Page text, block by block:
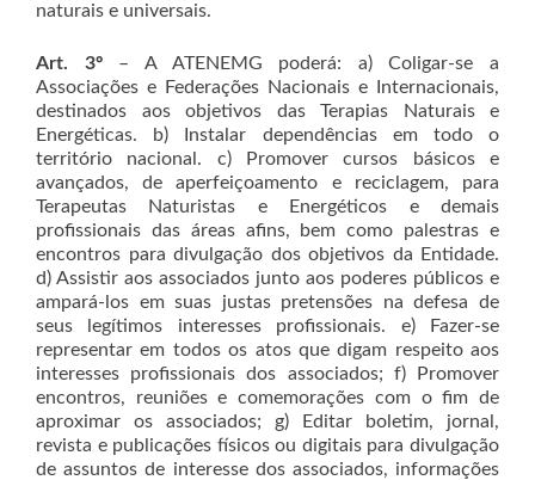
naturais e universais.
Art. 3º– A ATENEMG poderá: a) Coligar-se a
Associações e Federações Nacionais e Internacionais,
destinados aos objetivos das Terapias Naturais e
Energéticas. b) Instalar dependências em todo o
território nacional. c) Promover cursos básicos e
avançados, de aperfeiçoamento e reciclagem, para
Terapeutas Naturistas e Energéticos e demais
profissionais das áreas afins, bem como palestras e
encontros para divulgação dos objetivos da Entidade.
d) Assistir aos associados junto aos poderes públicos e
ampará-los em suas justas pretensões na defesa de
seus legítimos interesses profissionais. e) Fazer-se
representar em todos os atos que digam respeito aos
interesses profissionais dos associados; f) Promover
encontros, reuniões e comemorações com o fim de
aproximar os associados; g) Editar boletim, jornal,
revista e publicações físicos ou digitais para divulgação
de assuntos de interesse dos associados, informações